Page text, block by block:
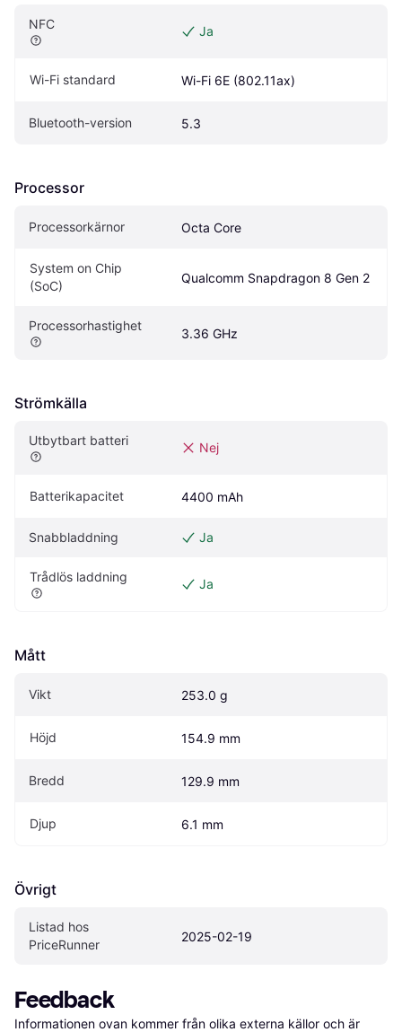
NFC Ja
Wi-Fi standard Wi-Fi 6E (802.11ax)
Bluetooth-version 5.3
Processor
Processorkärnor Octa Core
System on Chip
(SoC)
Qualcomm Snapdragon 8 Gen 2
Processorhastighet
3.36 GHz
Strömkälla
Utbytbart batteri Nej
Batterikapacitet 4400 mAh
Snabbladdning Ja
Trådlös laddning Ja
Mått
Vikt 253.0 g
Höjd 154.9 mm
Bredd 129.9 mm
Djup 6.1 mm
Övrigt
Listad hos
PriceRunner
2025-02-19
Feedback
Informationen ovan kommer från olika externa källor och är